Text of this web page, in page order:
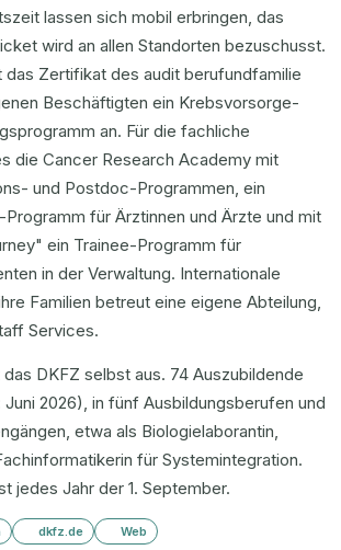
lassen sich mobil erbringen, das
wird an allen Standorten bezuschusst.
das Zertifikat des audit berufundfamilie
Beschäftigten ein Krebsvorsorge-
an. Für die fachliche
die Cancer Research Academy mit
und Postdoc-Programmen, ein
für Ärztinnen und Ärzte und mit
ein Trainee-Programm für
in der Verwaltung. Internationale
Familien betreut eine eigene Abteilung,
Services.
DKFZ selbst aus. 74 Auszubildende
Juni 2026), in fünf Ausbildungsberufen und
etwa als Biologielaborantin,
für Systemintegration.
jedes Jahr der 1. September.
dkfz.de Web